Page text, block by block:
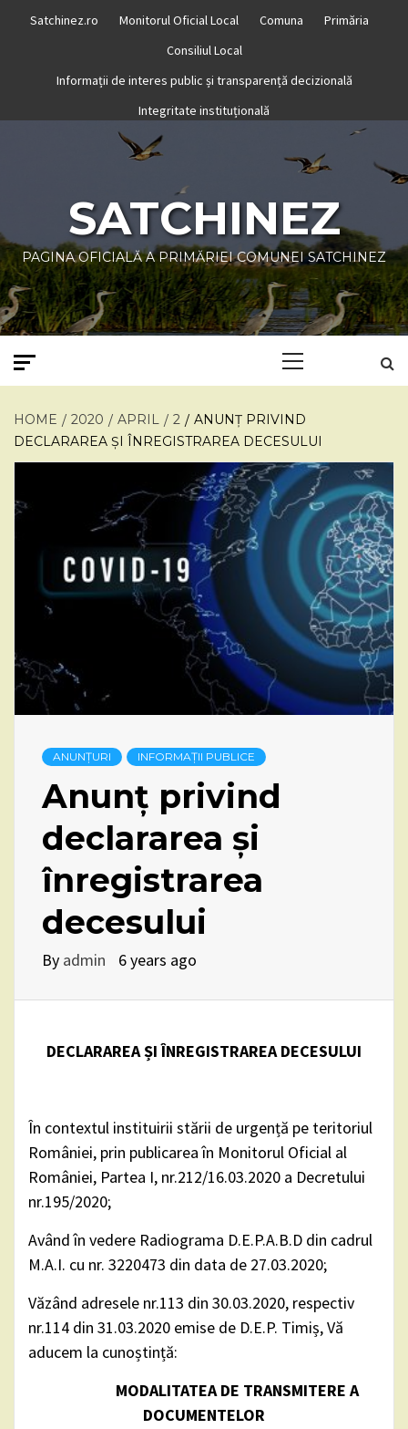
Satchinez.ro Monitorul Oficial Local Comuna
Primăria
Consiliul Local
Informații de interes public și transparență decizională
Integritate instituțională
SATCHINEZ
PAGINA OFICIALĂ A PRIMĂRIEI COMUNEI SATCHINEZ
HOME 2020 APRIL 2
ANUNȚ PRIVIND
DECLARAREA ȘI ÎNREGISTRAREA DECESULUI
ANUNȚURI INFORMAȚII PUBLICE
Anunț privind
declararea și
înregistrarea
decesului
By admin 6 years ago
DECLARAREA ȘI ÎNREGISTRAREA DECESULUI
În contextul instituirii stării de urgență pe teritoriul
României, prin publicarea în Monitorul Oficial al
României, Partea I, nr.212/16.03.2020 a Decretului
nr.195/2020;
Având în vedere Radiograma D.E.P.A.B.D din cadrul
M.A.I. cu nr. 3220473 din data de 27.03.2020;
Văzând adresele nr.113 din 30.03.2020, respectiv
nr.114 din 31.03.2020 emise de D.E.P. Timiș, Vă
aducem la cunoștință:
MODALITATEA DE TRANSMITERE A
DOCUMENTELOR